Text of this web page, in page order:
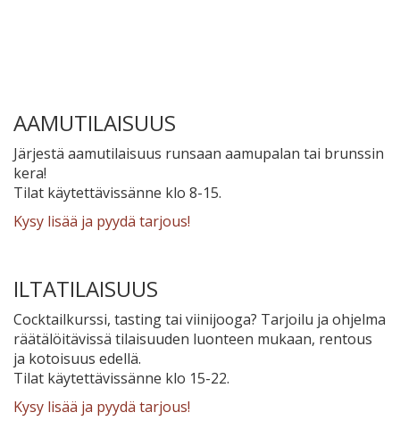
AAMUTILAISUUS
Järjestä aamutilaisuus runsaan aamupalan tai brunssin
kera!
Tilat käytettävissänne klo 8-15.
Kysy lisää ja pyydä tarjous!
ILTATILAISUUS
Cocktailkurssi, tasting tai viinijooga? Tarjoilu ja ohjelma
räätälöitävissä tilaisuuden luonteen mukaan, rentous
ja kotoisuus edellä.
Tilat käytettävissänne klo 15-22.
Kysy lisää ja pyydä tarjous!